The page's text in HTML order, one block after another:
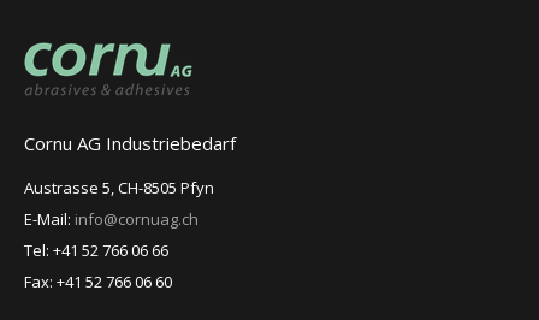
Cornu AG Industriebedarf
Austrasse 5, CH-8505 Pfyn
E-Mail: info@cornuag.ch
Tel: +41 52 766 06 66
Fax: +41 52 766 06 60